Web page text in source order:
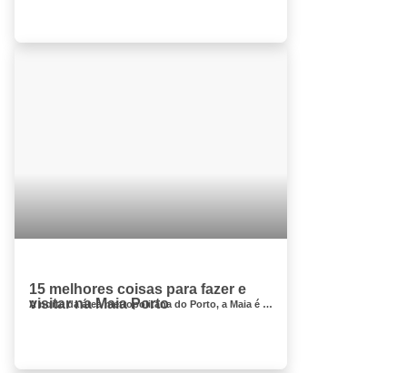
15 melhores coisas para fazer e
visitar na Maia Porto
A norte da área metropolitana do Porto, a Maia é uma cidade industrial próspera, próxima do aeroporto e com algumas empres...